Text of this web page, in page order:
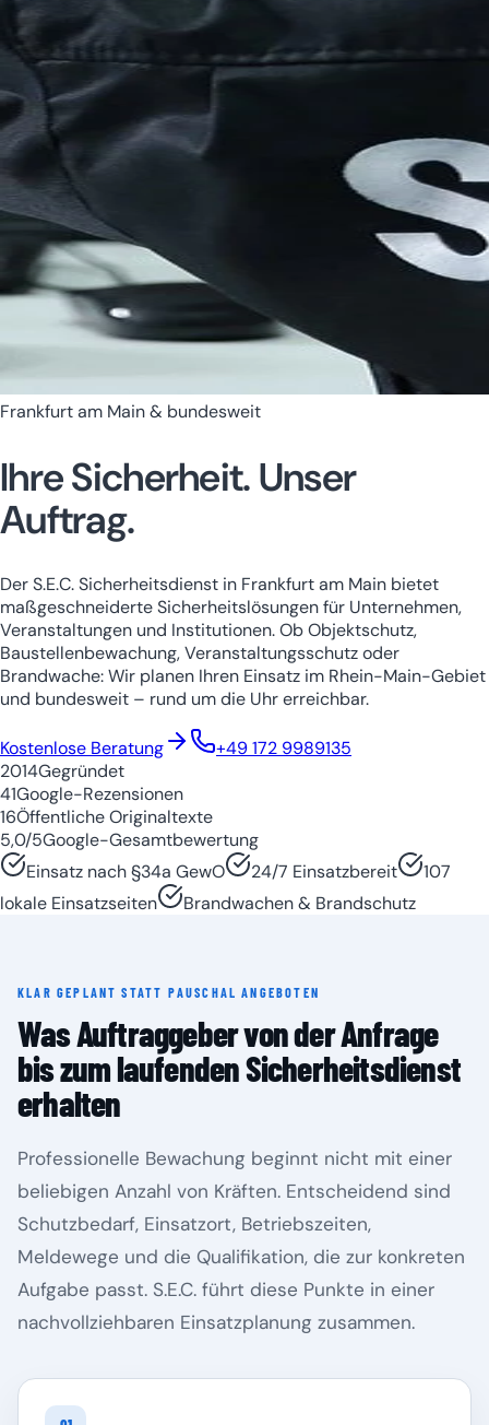
Bremen
Hessen
Frankfurt am Main & bundesweit
Ihre Sicherheit.Unser
Auftrag.
Der S.E.C. Sicherheitsdienst in Frankfurt am Main bietet
maßgeschneiderte Sicherheitslösungen für Unternehmen,
Veranstaltungen und Institutionen. Ob Objektschutz,
Baustellenbewachung, Veranstaltungsschutz oder
Brandwache: Wir planen Ihren Einsatz im Rhein-Main-Gebiet
und bundesweit – rund um die Uhr erreichbar.
Kostenlose Beratung
+49 172 9989135
2014Gegründet
41Google-Rezensionen
16Öffentliche Originaltexte
5,0/5Google-Gesamtbewertung
Einsatz nach §34a GewO
24/7 Einsatzbereit
107
lokale Einsatzseiten
Brandwachen & Brandschutz
KLAR GEPLANT STATT PAUSCHAL ANGEBOTEN
Was Auftraggeber von der Anfrage
bis zum laufenden Sicherheitsdienst
erhalten
Professionelle Bewachung beginnt nicht mit einer
beliebigen Anzahl von Kräften. Entscheidend sind
Schutzbedarf, Einsatzort, Betriebszeiten,
Meldewege und die Qualifikation, die zur konkreten
Aufgabe passt. S.E.C. führt diese Punkte in einer
nachvollziehbaren Einsatzplanung zusammen.